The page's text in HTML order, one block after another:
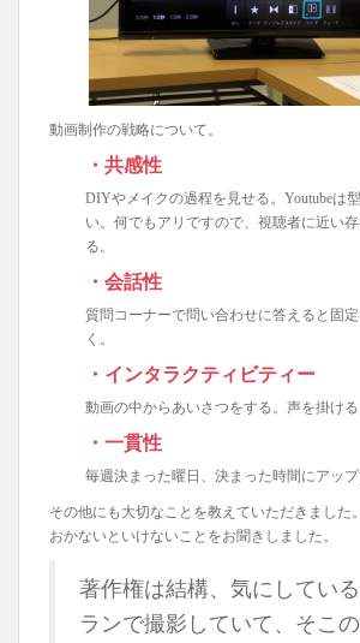
動画制作の戦略について。
・共感性
DIYやメイクの過程を見せる。Youtubeは
い。何でもアリですので、視聴者に近い
る。
・会話性
質問コーナーで問い合わせに答えると固
く。
・インタラクティビティー
動画の中からあいさつをする。声を掛ける
・一貫性
毎週決まった曜日、決まった時間にアップ
その他にも大切なことを教えていただきました
おかないといけないことをお聞きしました。
著作権は結構、気にしてい
ランで撮影していて、そこ